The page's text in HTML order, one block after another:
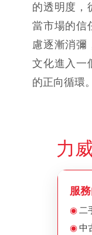
的透明度，
當市場的信
慮逐漸消彌
文化進入一
的正向循環。
力
服
二
中